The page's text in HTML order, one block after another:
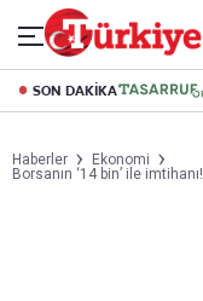
SON DAKİKA
Haberler
Ekonomi
Borsanın ‘14 bin’ ile